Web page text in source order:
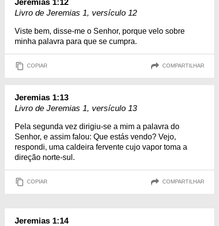
Jeremias 1:12
Livro de Jeremias 1, versículo 12
Viste bem, disse-me o Senhor, porque velo sobre
minha palavra para que se cumpra.
COPIAR COMPARTILHAR
Jeremias 1:13
Livro de Jeremias 1, versículo 13
Pela segunda vez dirigiu-se a mim a palavra do
Senhor, e assim falou: Que estás vendo? Vejo,
respondi, uma caldeira fervente cujo vapor toma a
direção norte-sul.
COPIAR COMPARTILHAR
Jeremias 1:14